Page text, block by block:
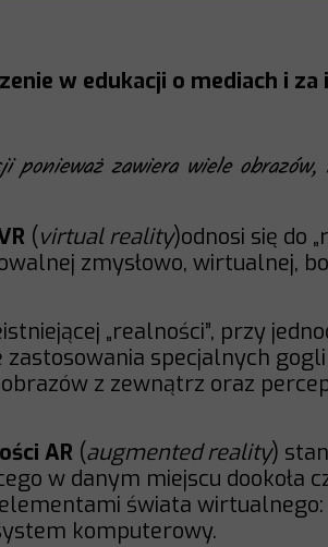
w edukacji o mediach i
ponieważ zawiera wiele
(virtual reality)odnosi się do
zmysłowo, wirtualnej,
„realności”, przy
zastosowania specjalnych
z zewnątrz oraz
AR (augmented reality)
w danym miejscu dookoła
świata
komputerowy.